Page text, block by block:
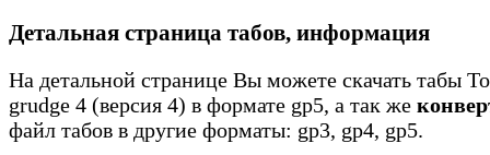
Детальная страница табов, информация
На детальной странице Вы можете скачать табы
grudge 4 (версия 4) в формате gp5, а так же
файл табов в другие форматы: gp3, gp4, gp5.